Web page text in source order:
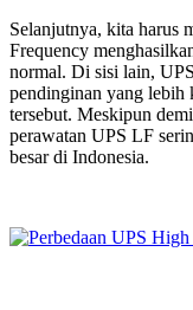
Selanjutnya, kita harus
Frequency
normal. Di sisi lain,
pendinginan yang lebih
tersebut. Meskipun
perawatan UPS LF
besar di Indonesia.